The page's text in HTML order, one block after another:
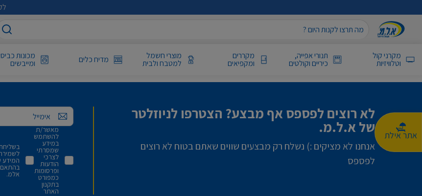
אתר אילת
מקרני קול
וטלוויזיות
תנורי אפייה,
כיריים וקולטים
מקררים
ומקפיאים
מוצרי חשמל
למטבח ולבית מדיח כלים מכונות
ומייבשים
לא רוצים לפספס אף מבצע? הצטרפו לניוזלטר
של א.ל.מ.
אנחנו לא מציקים :) נשלח רק מבצעים שווים שאתם בטוח לא רוצים
לפספס
אימייל
מאשר/ת
להשתמש
במידע
שמסרתי
לצרכי
הודעות
ופרסומות
כמפורט
בתקנון
האתר
המידע
אלמ.